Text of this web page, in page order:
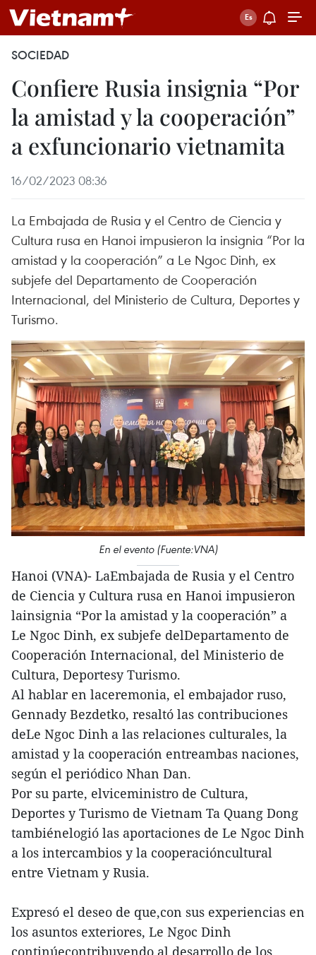
SOCIEDAD
Confiere Rusia insignia “Por
la amistad y la cooperación”
a exfuncionario vietnamita
16/02/2023 08:36
La Embajada de Rusia y el Centro de Ciencia y
Cultura rusa en Hanoi impusieron la insignia “Por la
amistad y la cooperación” a Le Ngoc Dinh, ex
subjefe del Departamento de Cooperación
Internacional, del Ministerio de Cultura, Deportes y
Turismo.
En el evento (Fuente:VNA)
Hanoi (VNA)- LaEmbajada de Rusia y el Centro
de Ciencia y Cultura rusa en Hanoi impusieron
lainsignia “Por la amistad y la cooperación” a
Le Ngoc Dinh, ex subjefe delDepartamento de
Cooperación Internacional, del Ministerio de
Cultura, Deportesy Turismo.
Al hablar en laceremonia, el embajador ruso,
Gennady Bezdetko, resaltó las contribuciones
deLe Ngoc Dinh a las relaciones culturales, la
amistad y la cooperación entreambas naciones,
según el periódico Nhan Dan.
Por su parte, elviceministro de Cultura,
Deportes y Turismo de Vietnam Ta Quang Dong
tambiénelogió las aportaciones de Le Ngoc Dinh
a los intercambios y la cooperacióncultural
entre Vietnam y Rusia.
Expresó el deseo de que,con sus experiencias en
los asuntos exteriores, Le Ngoc Dinh
continúecontribuyendo al desarrollo de los